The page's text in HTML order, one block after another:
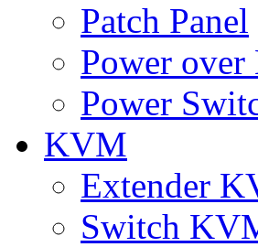
Patch Panel
Power over
Power
KVM
Extender
Switch